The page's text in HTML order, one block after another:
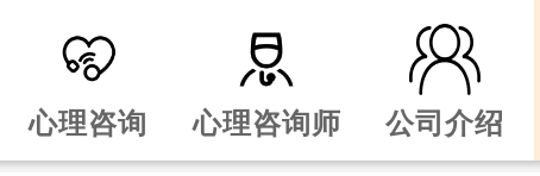
心理咨询 心理咨询师 公司介绍